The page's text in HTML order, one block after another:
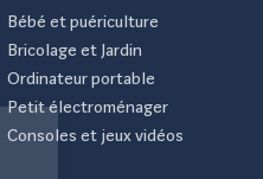
Bébé et puériculture
Bricolage et Jardin
Ordinateur portable
Petit électroménager
Consoles et jeux vidéos